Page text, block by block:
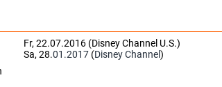
Fr, 22.07.2016 (Disney Channel U.S.)
Sa, 28.01.2017 (Disney Channel)